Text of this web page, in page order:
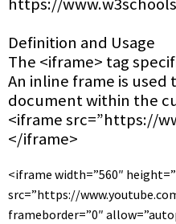
https://
Definition and Usage
The <iframe> tag
An inline frame is
document within the
<iframe src=”https://
</iframe>
<iframe width=”560″
src=”https://
frameborder=”0″